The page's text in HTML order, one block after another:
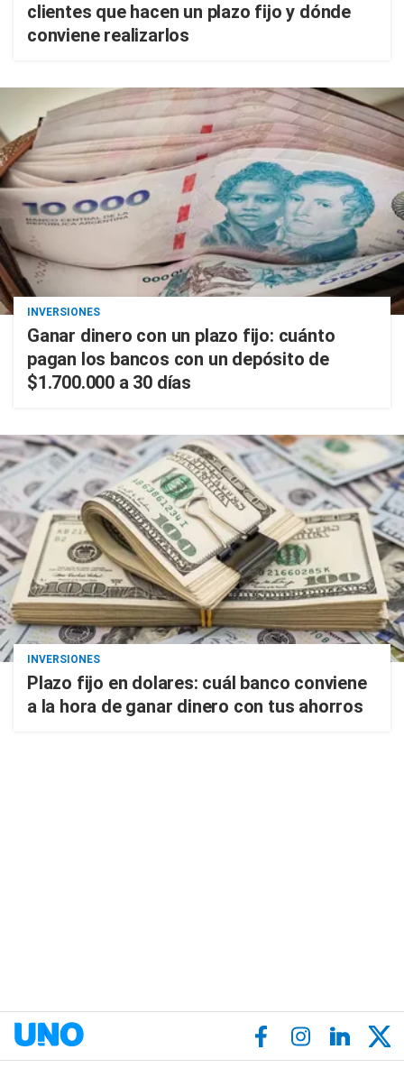
clientes que hacen un plazo fijo y dónde
conviene realizarlos
INVERSIONES
Ganar dinero con un plazo fijo: cuánto
pagan los bancos con un depósito de
$1.700.000 a 30 días
INVERSIONES
Plazo fijo en dolares: cuál banco conviene
a la hora de ganar dinero con tus ahorros